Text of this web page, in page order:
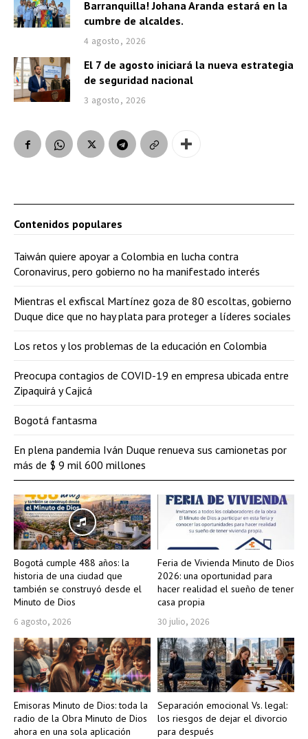
Barranquilla! Johana Aranda estará en la
cumbre de alcaldes.
4 agosto, 2026
El 7 de agosto iniciará la nueva estrategia
de seguridad nacional
3 agosto, 2026
Bogotá cumple 488 años: la
historia de una ciudad que
también se construyó desde el
Minuto de Dios
6 agosto, 2026
Feria de Vivienda Minuto de Dios
2026: una oportunidad para
hacer realidad el sueño de tener
casa propia
30 julio, 2026
Emisoras Minuto de Dios: toda la
radio de la Obra Minuto de Dios
ahora en una sola aplicación
Separación emocional Vs. legal:
los riesgos de dejar el divorcio
para después
Contenidos populares
Taiwán quiere apoyar a Colombia en lucha contra
Coronavirus, pero gobierno no ha manifestado interés
Mientras el exfiscal Martínez goza de 80 escoltas, gobierno
Duque dice que no hay plata para proteger a líderes sociales
Los retos y los problemas de la educación en Colombia
Preocupa contagios de COVID-19 en empresa ubicada entre
Zipaquirá y Cajicá
Bogotá fantasma
En plena pandemia Iván Duque renueva sus camionetas por
más de $ 9 mil 600 millones